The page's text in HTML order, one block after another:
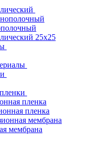
25х25
пленка
пленка
мембрана
мембрана